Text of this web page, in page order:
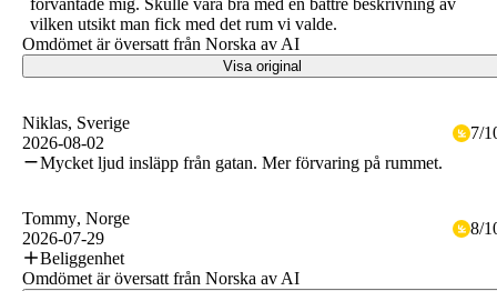
förväntade mig. Skulle vara bra med en bättre beskrivning av
vilken utsikt man fick med det rum vi valde.
Omdömet är översatt från Norska av AI
Visa original
Niklas, Sverige
2026-08-02
7/
Mycket ljud insläpp från gatan. Mer förvaring på rummet.
Tommy, Norge
2026-07-29
8/
Beliggenhet
Omdömet är översatt från Norska av AI